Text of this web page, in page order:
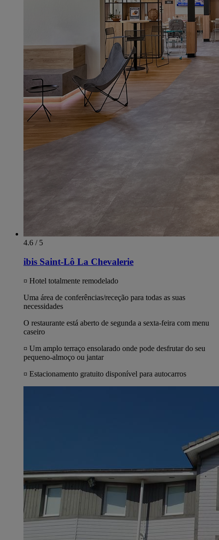
4.6 / 5
ibis Saint-Lô La Chevalerie
¤ Hotel totalmente remodelado
Uma área de conferências/receção para todas as suas
necessidades
O restaurante está aberto de segunda a sexta-feira com menu
caseiro
¤ Um amplo terraço ensolarado onde pode desfrutar do seu
pequeno-almoço ou jantar
¤ Estacionamento gratuito disponível para autocarros